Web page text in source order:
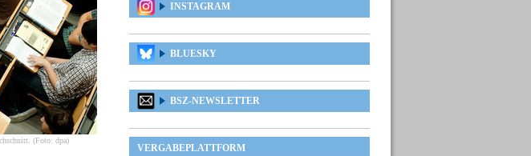
(Foto: dpa)
INSTAGRAM
BLUESKY
BSZ-NEWSLETTER
VERGABEPLATTFORM